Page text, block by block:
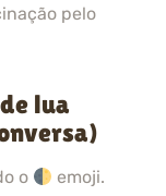
pelo
lua
o emoji.